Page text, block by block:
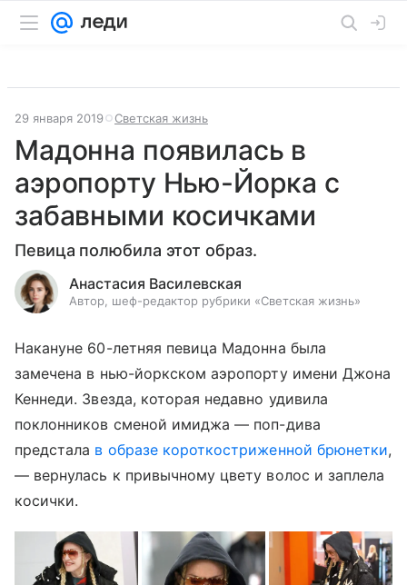
29 января 2019 Светская жизнь
Мадонна появилась в
аэропорту Нью-Йорка с
забавными косичками
Певица полюбила этот образ.
Анастасия Василевская
Автор, шеф-редактор рубрики «Светская жизнь»
Накануне 60-летняя певица Мадонна была
замечена в нью-йоркском аэропорту имени Джона
Кеннеди. Звезда, которая недавно удивила
поклонников сменой имиджа — поп-дива
предстала в образе короткостриженной брюнетки,
— вернулась к привычному цвету волос и заплела
косички.